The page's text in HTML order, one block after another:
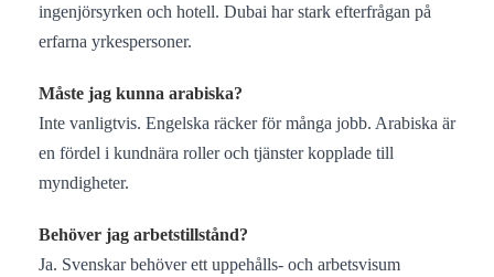
ingenjörsyrken och hotell. Dubai har stark efterfrågan på
erfarna yrkespersoner.
Måste jag kunna arabiska?
Inte vanligtvis. Engelska räcker för många jobb. Arabiska är
en fördel i kundnära roller och tjänster kopplade till
myndigheter.
Behöver jag arbetstillstånd?
Ja. Svenskar behöver ett uppehålls- och arbetsvisum